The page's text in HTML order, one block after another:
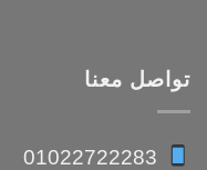
تواصل معنا
01022722283